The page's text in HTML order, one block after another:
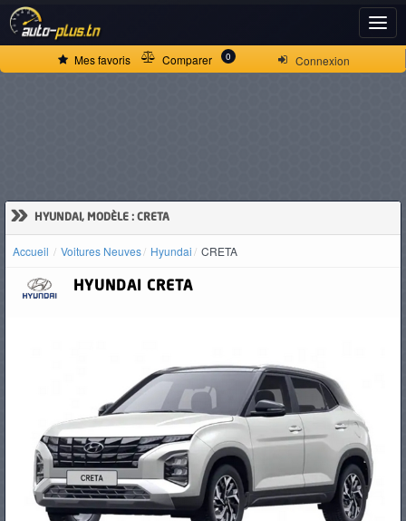
Connexion
Mes favoris Comparer 0
» HYUNDAI, MODÈLE : CRETA
Accueil Voitures Neuves Hyundai CRETA
HYUNDAI CRETA
ACCUEIL
D'OCCASION
PNEUS